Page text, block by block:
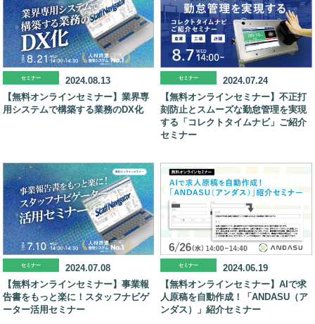
セミナー
2024.08.13
【無料オンラインセミナー】業界専
用システムで構築する業務のDX化
セミナー
2024.07.24
【無料オンラインセミナー】不正打
刻防止とスムーズな勤怠管理を実現
する「コレクトタイムナビ」ご紹介
セミナー
セミナー
2024.07.08
【無料オンラインセミナー】事業報
告書をもっと楽に！スタッフナビゲ
ーター活用セミナー
セミナー
2024.06.19
【無料オンラインセミナー】AIで求
人原稿を自動作成！「ANDASU（ア
ンダス）」紹介セミナー